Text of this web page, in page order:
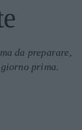
da preparare,
prima.